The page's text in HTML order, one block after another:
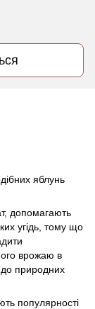
яблунь
допомагають
угідь, тому що
врожаю в
до природних
популярності